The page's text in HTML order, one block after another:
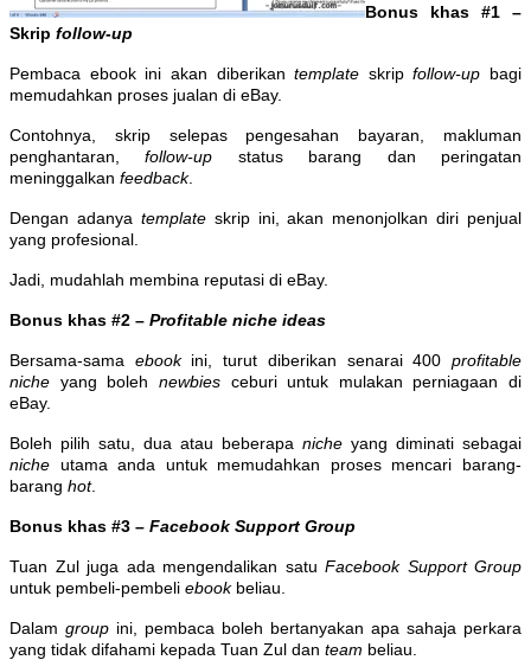
Bonus khas #1 –
Skrip follow-up
Pembaca ebook ini akan diberikantemplate skripfollow-up bagi
memudahkan proses jualan di eBay.
Contohnya, skrip selepas pengesahan bayaran, makluman
penghantaran,follow-up status barang dan peringatan
meninggalkan feedback.
Dengan adanya templateskrip ini, akan menonjolkan diri penjual
yang profesional.
Jadi, mudahlah membina reputasi di eBay.
Bonus khas #2 – Profitable niche ideas
Bersama-sama ebookini, turut diberikan senarai 400profitable
niche yang boleh newbiesceburi untuk mulakan perniagaan di
eBay.
Boleh pilih satu, dua atau beberapa niche yang diminati sebagai
niche utama anda untuk memudahkan proses mencari barang-
barang hot.
Bonus khas #3 – Facebook Support Group
Tuan Zul juga ada mengendalikan satu Facebook Support Group
untuk pembeli-pembeli ebookbeliau.
Dalam group ini, pembaca boleh bertanyakan apa sahaja perkara
yang tidak difahami kepada Tuan Zul dan team beliau.